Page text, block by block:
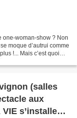
one-woman-show ? Non
moque d’autrui comme
!... Mais c’est quoi
(salles
aux
s’installe